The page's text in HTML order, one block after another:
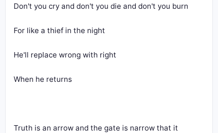
Don't you cry and don't you die and don't you burn
For like a thief in the night
He'll replace wrong with right
When he returns
Truth is an arrow and the gate is narrow that it